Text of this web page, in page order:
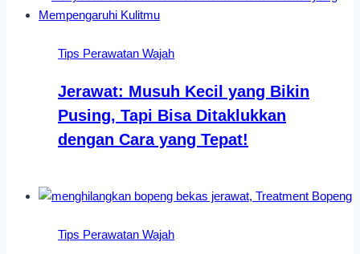
Tips Perawatan Wajah
Jerawat: Musuh Kecil yang Bikin
Pusing, Tapi Bisa Ditaklukkan
dengan Cara yang Tepat!
Tips Perawatan Wajah